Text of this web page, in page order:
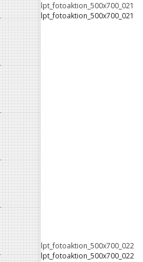
lpt_fotoaktion_500x700_021
lpt_fotoaktion_500x700_021
lpt_fotoaktion_500x700_022
lpt_fotoaktion_500x700_022